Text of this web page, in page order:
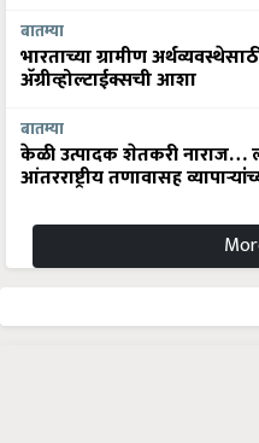
बातम्या
भारताच्या ग्रामीण
अ‍ॅग्रीव्होल्टाईक्सची आशा
बातम्या
केळी उत्पादक शेतकरी नाराज…
आंतरराष्ट्रीय तणावासह